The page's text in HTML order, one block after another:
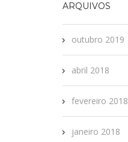
ARQUIVOS
outubro 2019
abril 2018
fevereiro 2018
janeiro 2018